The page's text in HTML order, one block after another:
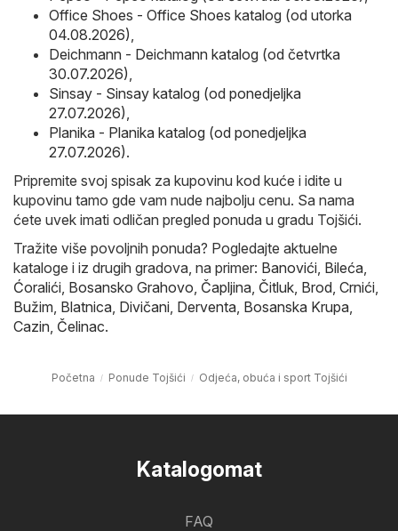
Office Shoes - Office Shoes katalog (od utorka
04.08.2026)
Deichmann - Deichmann katalog (od četvrtka
30.07.2026)
Sinsay - Sinsay katalog (od ponedjeljka
27.07.2026)
Planika - Planika katalog (od ponedjeljka
27.07.2026).
Pripremite svoj spisak za kupovinu kod kuće i idite u
kupovinu tamo gde vam nude najbolju cenu. Sa nama
ćete uvek imati odličan pregled ponuda u gradu Tojšići.
Tražite više povoljnih ponuda? Pogledajte aktuelne
kataloge i iz drugih gradova, na primer: Banovići Bileća
Ćoralići Bosansko Grahovo Čapljina Čitluk Brod Crnići
Bužim Blatnica Divičani Derventa Bosanska Krupa
Cazin Čelinac.
Početna Ponude Tojšići Odjeća, obuća i sport Tojšići
Katalogomat
FAQ